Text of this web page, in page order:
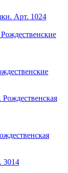
Арт. 1024